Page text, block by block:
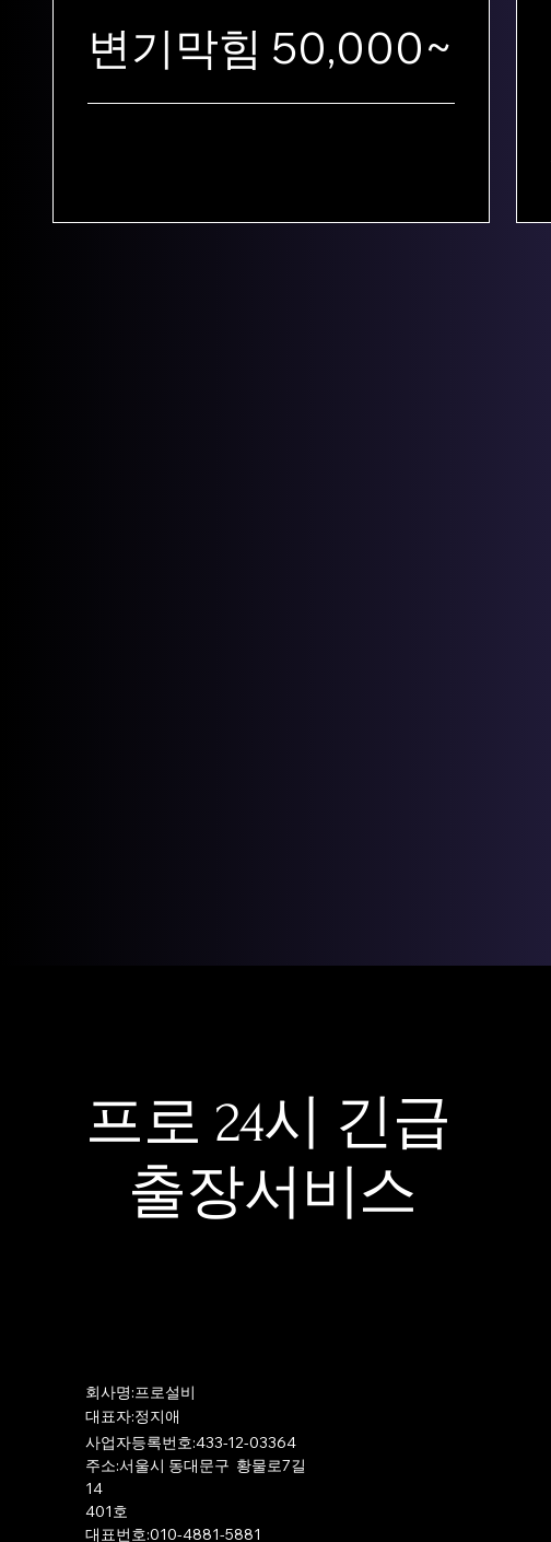
변기막힘 50,000~
프로 24시 긴급
출장서비스
​회사명:프로설비
​대표자:정지애
사업자등록번호:433-12-03364
주소:서울시 동대문구 황물로7길
14
401호
​대표번호:010-4881-5881